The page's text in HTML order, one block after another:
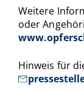
Weitere
oder
Hinweis für